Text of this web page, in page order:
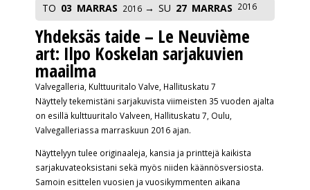
TO 03 MARRAS 2016 SU 27 MARRAS 2016
Yhdeksäs taide – Le Neuvième
art: Ilpo Koskelan sarjakuvien
maailma
Valvegalleria, Kulttuuritalo Valve, Hallituskatu 7
Näyttely tekemistäni sarjakuvista viimeisten 35 vuoden ajalta
on esillä kulttuuritalo Valveen, Hallituskatu 7, Oulu,
Valvegalleriassa marraskuun 2016 ajan.
Näyttelyyn tulee originaaleja, kansia ja printtejä kaikista
sarjakuvateoksistani sekä myös niiden käännösversiosta.
Samoin esittelen vuosien ja vuosikymmenten aikana